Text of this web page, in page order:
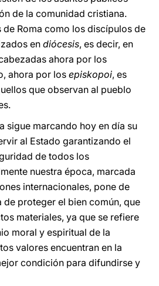
de la comunidad cristiana.
Roma como los discípulos de
en diócesis, es decir, en
ahora por los
ahora por los episkopoi, es
que observan al pueblo
sigue marcando hoy en día su
al Estado garantizando el
de todos los
nuestra época, marcada
internacionales, pone de
proteger el bien común, que
materiales, ya que se refiere
moral y espiritual de la
valores encuentran en la
condición para difundirse y